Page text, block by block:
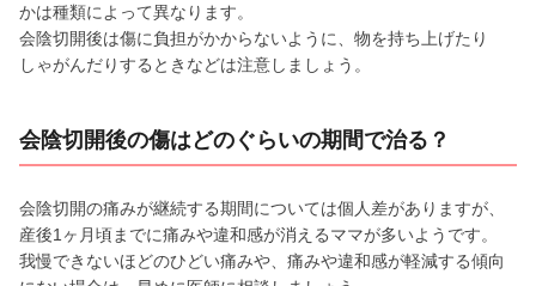
かは種類によって異なります。
会陰切開後は傷に負担がかからないように、物を持ち上げたり
しゃがんだりするときなどは注意しましょう。
会陰切開後の傷はどのぐらいの期間で治る？
会陰切開の痛みが継続する期間については個人差がありますが、
産後1ヶ月頃までに痛みや違和感が消えるママが多いようです。
我慢できないほどのひどい痛みや、痛みや違和感が軽減する傾向